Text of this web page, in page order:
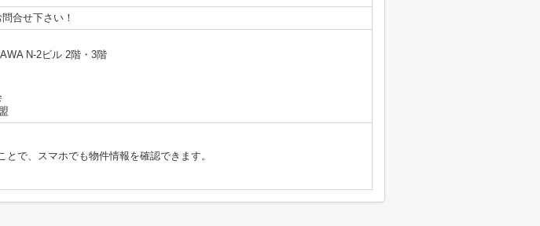
合せ下さい！
N-2ビル 2階・3階
とで、スマホでも物件情報を確認できます。